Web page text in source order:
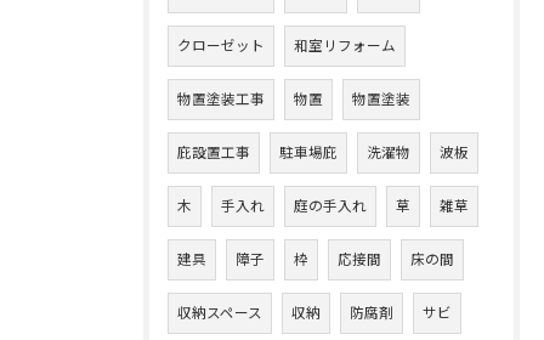
クローゼット 和室リフォーム
物置塗装工事 物置 物置塗装
庇設置工事 駐車場庇 洗濯物 波板
木 手入れ 庭の手入れ 草 雑草
建具 障子 枠 応接間 床の間
収納スペース 収納 防腐剤 サビ